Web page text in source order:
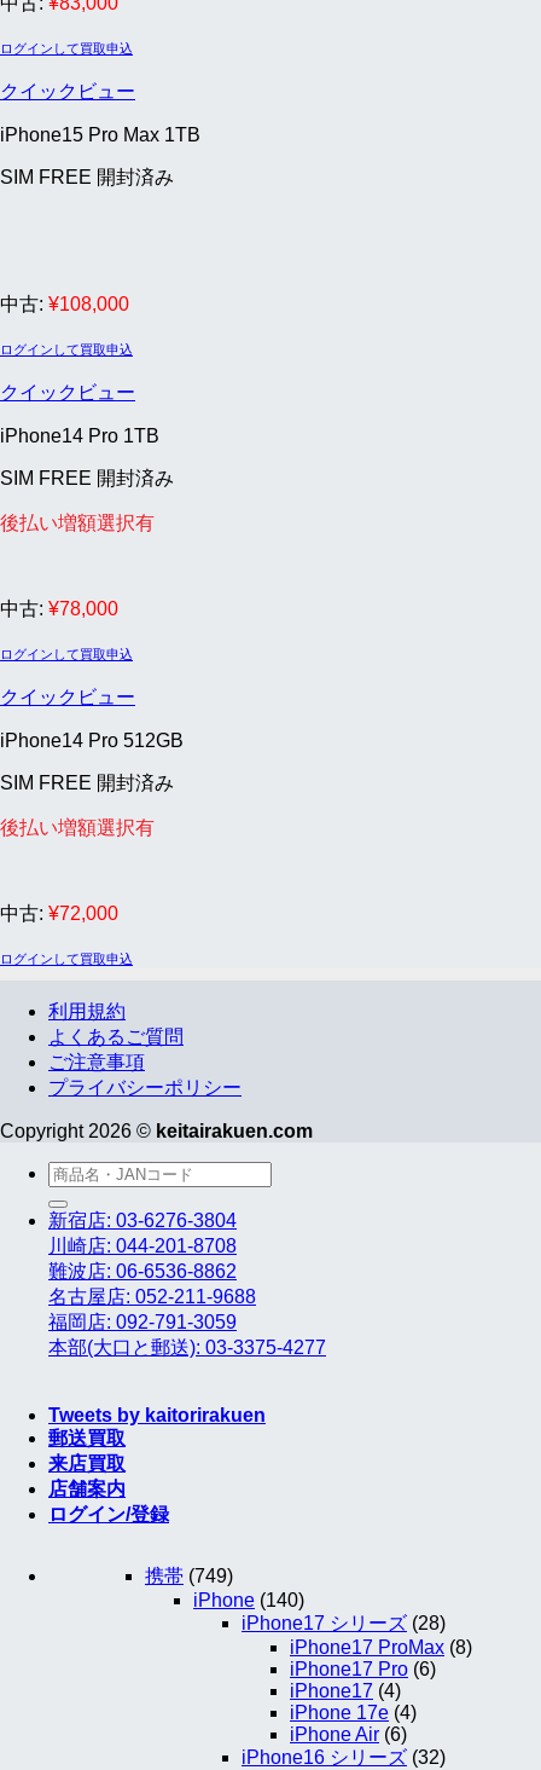
ログインして買取申込
クイックビュー
iPhone15 Pro Max 1TB
SIM FREE 開封済み
中古: ¥108,000
ログインして買取申込
クイックビュー
iPhone14 Pro 1TB
SIM FREE 開封済み
後払い増額選択有
中古: ¥78,000
ログインして買取申込
クイックビュー
iPhone14 Pro 512GB
SIM FREE 開封済み
後払い増額選択有
中古: ¥72,000
ログインして買取申込
利用規約
よくあるご質問
ご注意事項
プライバシーポリシー
Copyright 2026 © keitairakuen.com
検
索
対
象:
新宿店: 03-6276-3804
川崎店: 044-201-8708
難波店: 06-6536-8862
名古屋店: 052-211-9688
福岡店: 092-791-3059
本部(大口と郵送): 03-3375-4277
Tweets by kaitorirakuen
郵送買取
来店買取
店舗案内
ログイン/登録
携帯 (749)
iPhone (140)
iPhone17 シリーズ (28)
iPhone17 ProMax (8)
iPhone17 Pro (6)
iPhone17 (4)
iPhone 17e (4)
iPhone Air (6)
iPhone16 シリーズ (32)